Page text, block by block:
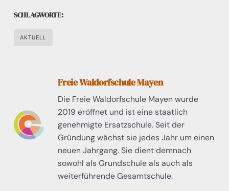
SCHLAGWORTE:
AKTUELL
Freie Waldorfschule Mayen
Die Freie Waldorfschule Mayen wurde
2019 eröffnet und ist eine staatlich
genehmigte Ersatzschule. Seit der
Gründung wächst sie jedes Jahr um einen
neuen Jahrgang. Sie dient demnach
sowohl als Grundschule als auch als
weiterführende Gesamtschule.